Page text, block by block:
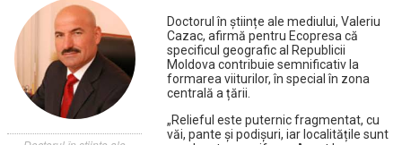
Doctorul în științe ale mediului, Valeriu
Cazac, afirmă pentru Ecopresa că
specificul geografic al Republicii
Moldova contribuie semnificativ la
formarea viiturilor, în special în zona
centrală a țării.
„Relieful este puternic fragmentat, cu
văi, pante și podișuri, iar localitățile sunt